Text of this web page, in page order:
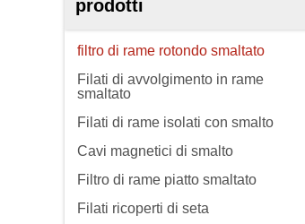
prodotti
filtro di rame rotondo smaltato
Filati di avvolgimento in rame
smaltato
Filati di rame isolati con smalto
Cavi magnetici di smalto
Filtro di rame piatto smaltato
Filati ricoperti di seta